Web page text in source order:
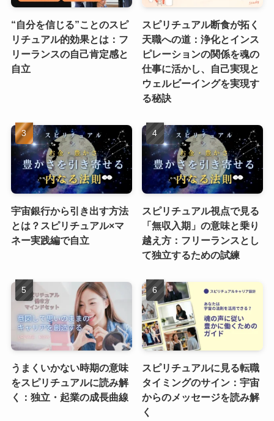
“自分を信じる”ことのスピ
リチュアル的効果とは：フ
リーランスの自己肯定感と
自立
スピリチュアル断食が拓く
天職への道：浄化とインス
ピレーションの関係を魂の
仕事に活かし、自己実現と
ウェルビーイングを実現す
る秘訣
宇宙銀行から引き出す方法
とは？スピリチュアル×マ
ネー実践編で自立
スピリチュアル視点で見る
「無収入期」の意味と乗り
越え方：フリーランスとし
て独立するための試練
うまくいかない時期の意味
をスピリチュアルに読み解
く：独立・起業の成長曲線
スピリチュアルに見る転職
タイミングのサイン：宇宙
からのメッセージを読み解
く